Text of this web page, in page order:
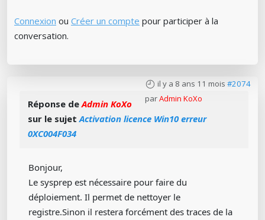
Connexion ou Créer un compte pour participer à la
conversation.
il y a 8 ans 11 mois #2074
parAdmin KoXo
Réponse deAdmin KoXo
sur le sujetActivation licence Win10 erreur
0XC004F034
Bonjour,
Le sysprep est nécessaire pour faire du
déploiement. Il permet de nettoyer le
registre.Sinon il restera forcément des traces de la